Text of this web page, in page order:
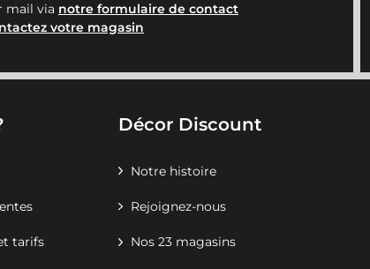
mail via notre formulaire de contact
votre magasin
tarifs
Décor Discount
Notre histoire
Rejoignez-nous
Nos 23 magasins